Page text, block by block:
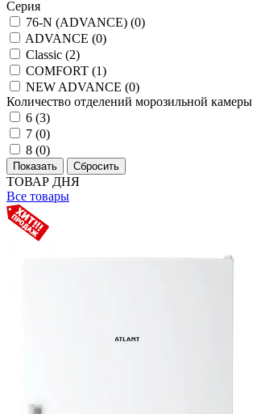
Серия
76-N (ADVANCE) (0)
ADVANCE (0)
Classic (2)
COMFORT (1)
NEW ADVANCE (0)
Количество отделений морозильной камеры
6 (3)
7 (0)
8 (0)
ТОВАР ДНЯ
Все товары